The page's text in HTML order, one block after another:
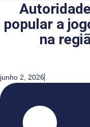
popular a
na
junho 2, 2026